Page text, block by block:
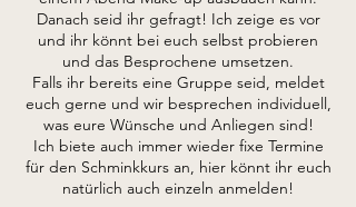
Danach seid ihr gefragt! Ich zeige es vor
und ihr könnt bei euch selbst probieren
und das Besprochene umsetzen.
Falls ihr bereits eine Gruppe seid, meldet
euch gerne und wir besprechen individuell,
was eure Wünsche und Anliegen sind!
Ich biete auch immer wieder fixe Termine
für den Schminkkurs an, hier könnt ihr euch
natürlich auch einzeln anmelden!